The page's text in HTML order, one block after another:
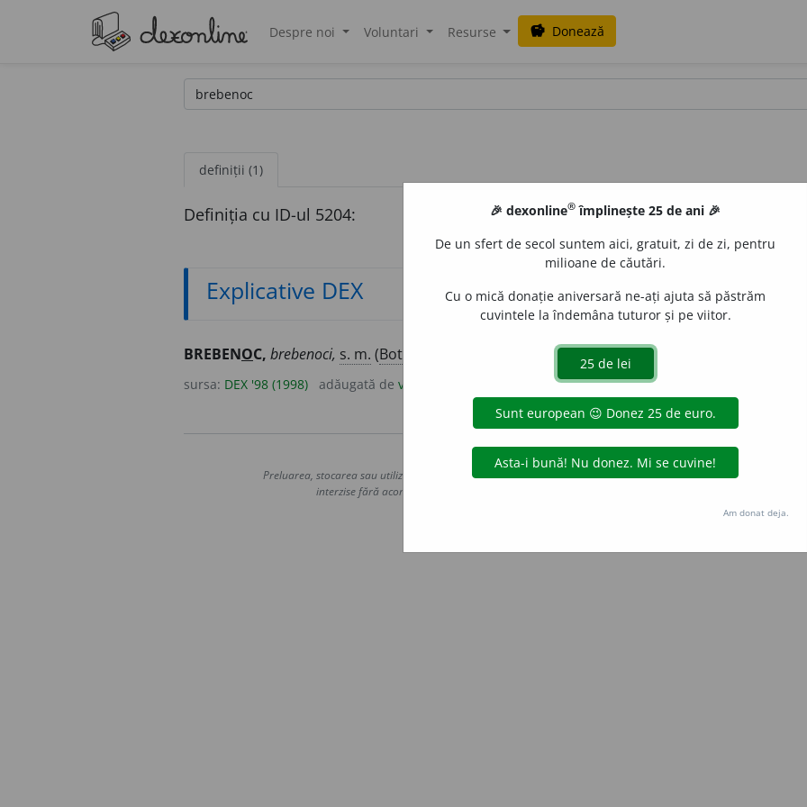
Despre noi Voluntari Resurse savings Donează
definiții (1)
Definiția cu ID-ul 5204:
Explicative DEX
BREBENOC, brebenoci, s. m. (Bot. ucr.bervinok.
sursa: DEX '98 (1998) adăugată de valeriu
Copyright © 2004-2026 dexonline (https://dexonline.ro)
Preluarea, stocarea sau utilizarea datelor de pe acest site, inclusiv prin orice metode de extragere automată
interzise fără acordul nostru prealabil scris, cu excepția seturilor de date oferite oficial spre utilizare
Hosterion
🎉 dexonline® împlinește 25 de ani 🎉
De un sfert de secol suntem aici, gratuit, zi de zi, pentru
milioane de căutări.
Cu o mică donație aniversară ne-ați ajuta să păstrăm
cuvintele la îndemâna tuturor și pe viitor.
Am donat deja.